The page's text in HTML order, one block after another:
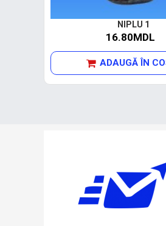
NIPLU 1
16.80MDL
ADAUGĂ ÎN